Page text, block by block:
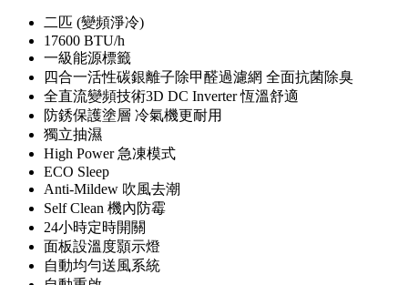
二匹 (變頻淨冷)
17600 BTU/h
一級能源標籤
四合一活性碳銀離子除甲醛過濾網 全面抗菌除臭
全直流變頻技術3D DC Inverter 恆溫舒適
防銹保護塗層 冷氣機更耐用
獨立抽濕
High Power 急凍模式
ECO Sleep
Anti-Mildew 吹風去潮
Self Clean 機內防霉
24小時定時開關
面板設溫度顥示燈
自動均勻送風系統